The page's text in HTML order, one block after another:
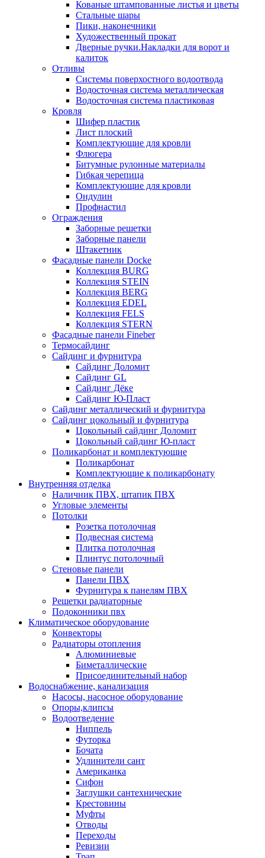
Кованые штампованные листья и цветы
Стальные шары
Пики, наконечники
Художественный прокат
Дверные ручки.Накладки для ворот и
калиток
Отливы
Системы поверхостного водоотвода
Водосточная система металлическая
Водосточная система пластиковая
Кровля
Шифер пластик
Лист плоский
Комплектующие для кровли
Флюгера
Битумные рулонные материалы
Гибкая черепица
Комплектующие для кровли
Ондулин
Профнастил
Ограждения
Заборные решетки
Заборные панели
Штакетник
Фасадные панели Docke
Коллекция BURG
Коллекция STEIN
Коллекция BERG
Коллекция EDEL
Коллекция FELS
Коллекция STERN
Фасадные панели Fineber
Термосайдинг
Сайдинг и фурнитура
Сайдинг Доломит
Сайдинг GL
Сайдинг Дёке
Сайдинг Ю-Пласт
Сайдинг металлический и фурнитура
Сайдинг цокольный и фурнитура
Цокольный сайдинг Доломит
Цокольный сайдинг Ю-пласт
Поликарбонат и комплектующие
Поликарбонат
Комплектующие к поликарбонату
Внутренняя отделка
Наличник ПВХ, штапик ПВХ
Угловые элементы
Потолки
Розетка потолочная
Подвесная система
Плитка потолочная
Плинтус потолочный
Стеновые панели
Панели ПВХ
Фурнитура к панелям ПВХ
Решетки радиаторные
Подоконники пвх
Климатическое оборудование
Конвекторы
Радиаторы отопления
Алюминиевые
Биметаллические
Присоединительный набор
Водоснабжение, канализация
Насосы, насосное оборудование
Опоры,клипсы
Водоотведение
Ниппель
Футорка
Бочата
Удлинители сант
Американка
Сифон
Заглушки сантехнические
Крестовины
Муфты
Отводы
Переходы
Ревизии